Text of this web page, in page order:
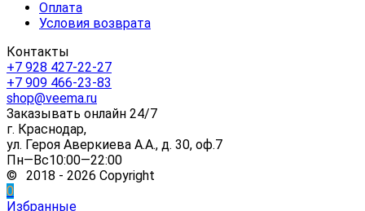
Оплата
Условия возврата
Контакты
+7 928 427-22-27
+7 909 466-23-83
shop@veema.ru
Заказывать онлайн 24/7
г. Краснодар,
ул. Героя Аверкиева А.А., д. 30, оф.7
Пн—Вс10:00—22:00
© 2018 - 2026 Copyright
0
Избранные